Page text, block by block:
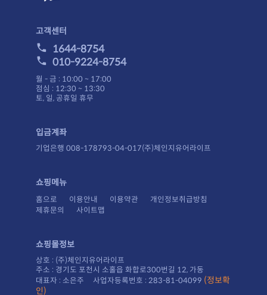
고객센터
1644-8754
010-9224-8754
월 - 금 : 10:00 ~ 17:00
점심 : 12:30 ~ 13:30
토, 일, 공휴일 휴무
입금계좌
기업은행 008-178793-04-017(주)체인지유어라이프
쇼핑메뉴
홈으로 이용안내 이용약관
개인정보취급방침
제휴문의
사이트맵
쇼핑몰정보
상호 : (주)체인지유어라이프
주소 : 경기도 포천시 소홀읍 화합로300번길 12, 가동
대표자 : 소은주 사업자등록번호 : 283-81-04099
인)